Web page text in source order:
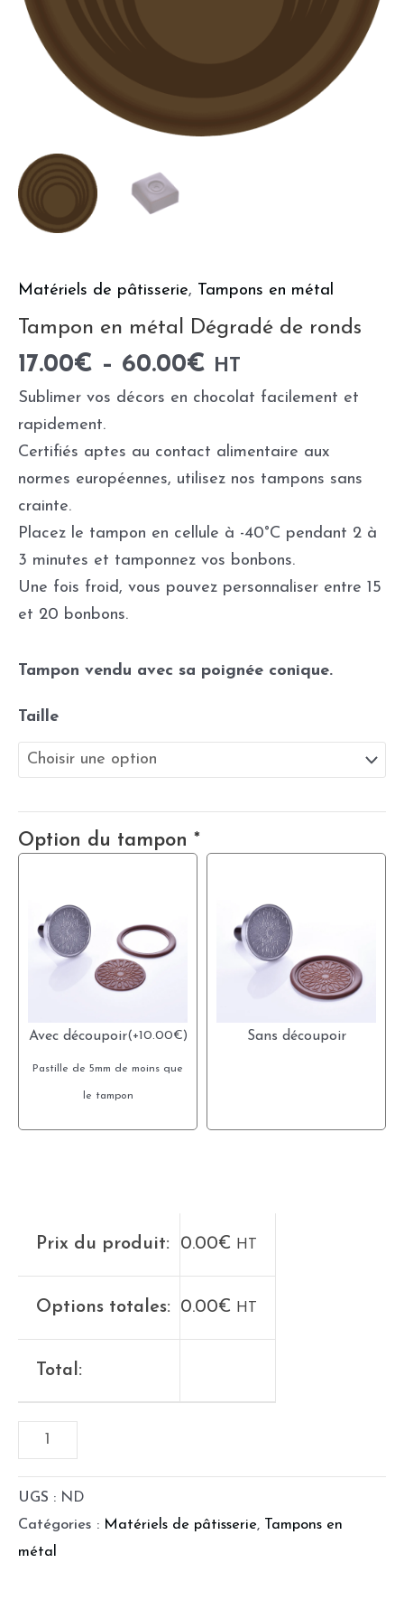
Matériels de pâtisserie, Tampons en métal
Tampon en métal Dégradé de ronds
17.00€ – 60.00€ HT
Sublimer vos décors en chocolat facilement et
rapidement.
Certifiés aptes au contact alimentaire aux
normes européennes, utilisez nos tampons sans
crainte.
Placez le tampon en cellule à -40°C pendant 2 à
3 minutes et tamponnez vos bonbons.
Une fois froid, vous pouvez personnaliser entre 15
et 20 bonbons.
Tampon vendu avec sa poignée conique.
Taille
Option du tampon *
Avec découpoir(+10.00€)
Pastille de 5mm de moins que
le tampon
Sans découpoir
Prix du produit: 0.00€ HT
Options totales: 0.00€ HT
Total:
UGS : ND
Catégories : Matériels de pâtisserie,
Tampons en
métal